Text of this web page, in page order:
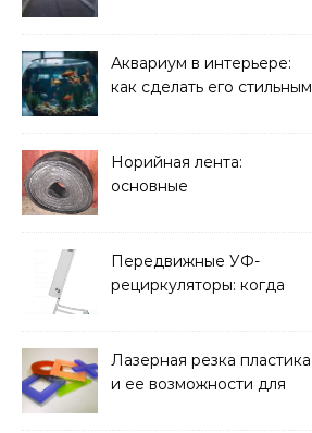
решать
Аквариум в интерьере:
как сделать его стильным
Норийная лента:
основные
и советы по выбору
Передвижные УФ-
рециркуляторы: когда
Лазерная резка пластика
и ее возможности для